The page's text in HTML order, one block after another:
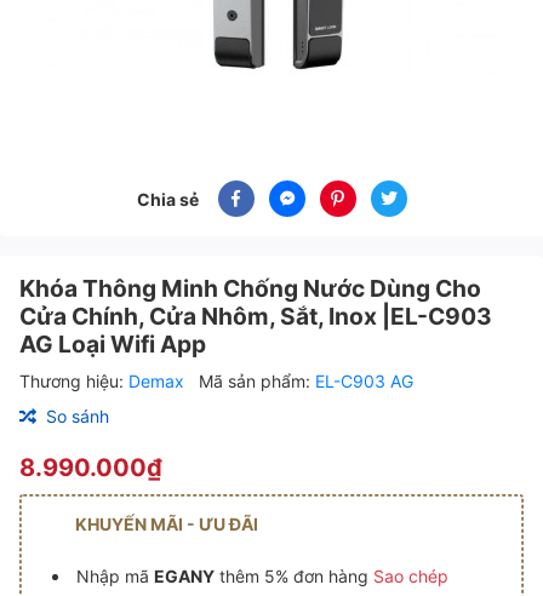
Chia sẻ
Khóa Thông Minh Chống Nước Dùng Cho
Cửa Chính, Cửa Nhôm, Sắt, Inox |EL-C903
AG Loại Wifi App
Thương hiệu: Demax Mã sản phẩm: EL-C903 AG
So sánh
8.990.000₫
KHUYẾN MÃI - ƯU ĐÃI
Nhập mã EGANYthêm 5% đơn hàng Sao chép